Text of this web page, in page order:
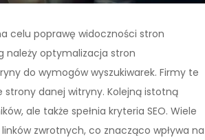
celu poprawę widoczności stron
należy optymalizacja stron
do wymogów wyszukiwarek. Firmy te
strony danej witryny. Kolejną istotną
ale także spełnia kryteria SEO. Wiele
zwrotnych, co znacząco wpływa na